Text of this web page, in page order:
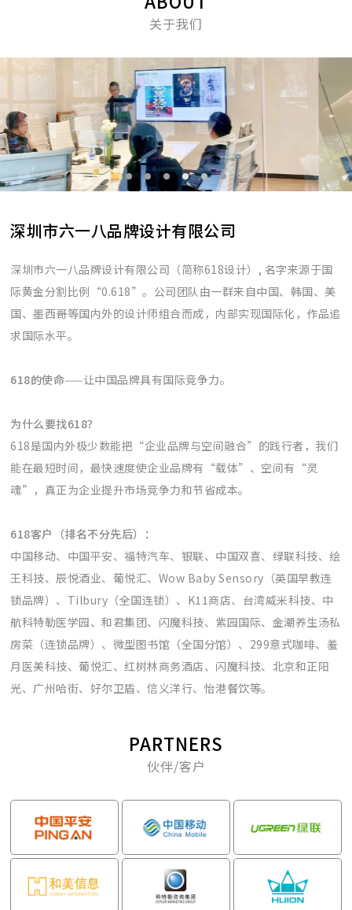
关于我们
深圳市六一八品牌设计有限公司
深圳市六一八品牌设计有限公司（简称618设计）, 名字来源于国
际黄金分割比例“0.618”。公司团队由一群来自中国、韩国、美
国、墨西哥等国内外的设计师组合而成，内部实现国际化，作品追
求国际水平。
618的使命——让中国品牌具有国际竞争力。
为什么要找618？
618是国内外极少数能把“企业品牌与空间融合”的践行者，我们
能在最短时间，最快速度使企业品牌有“载体”、空间有“灵
魂”，真正为企业提升市场竞争力和节省成本。
618客户（排名不分先后）：
中国移动、中国平安、福特汽车、银联、中国双喜、绿联科技、绘
王科技、辰悦酒业、葡悦汇、Wow Baby Sensory（英国早教连
锁品牌）、Tilbury（全国连锁）、K11商店、台湾威米科技、中
航科特勒医学园、和君集团、闪魔科技、紫园国际、金潮养生汤私
房菜（连锁品牌）、微型图书馆（全国分馆）、299意式咖啡、羞
月医美科技、葡悦汇、红树林商务酒店、闪魔科技、北京和正阳
光、广州哈街、好尔卫盾、信义洋行、怡港餐饮等。
PARTNERS
伙伴/客户